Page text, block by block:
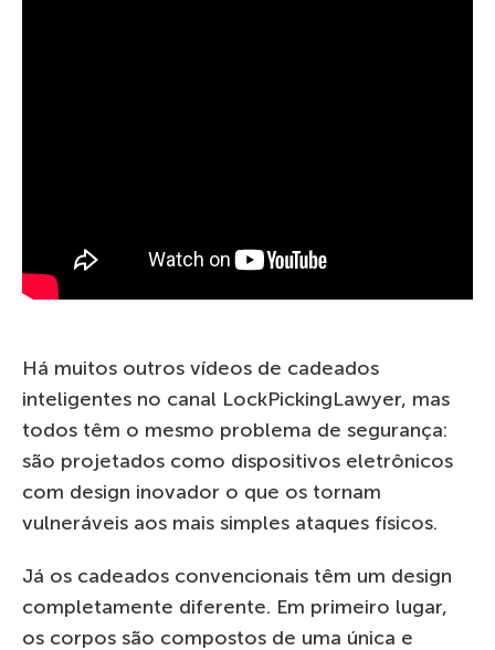
Há muitos outros vídeos de cadeados
inteligentes no canal LockPickingLawyer, mas
todos têm o mesmo problema de segurança:
são projetados como dispositivos eletrônicos
com design inovador o que os tornam
vulneráveis ​​aos mais simples ataques físicos.
Já os cadeados convencionais têm um design
completamente diferente. Em primeiro lugar,
os corpos são compostos de uma única e